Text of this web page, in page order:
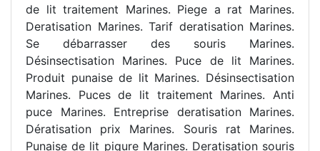
de lit traitement Marines. Piege a rat Marines.
Deratisation Marines. Tarif deratisation Marines.
Se débarrasser des souris Marines.
Désinsectisation Marines. Puce de lit Marines.
Produit punaise de lit Marines. Désinsectisation
Marines. Puces de lit traitement Marines. Anti
puce Marines. Entreprise deratisation Marines.
Dératisation prix Marines. Souris rat Marines.
Punaise de lit piqure Marines. Deratisation souris